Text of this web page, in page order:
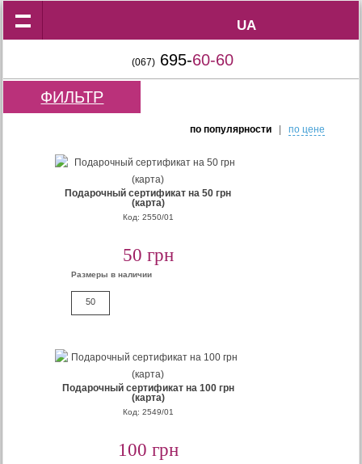
UA
UA
(067) 695-60-60
ФИЛЬТР
по популярности| по цене
Подарочный сертификат на 50 грн
(карта)
Код: 2550/01
50 грн
Размеры в наличии
50
Подарочный сертификат на 100 грн
(карта)
Код: 2549/01
100 грн